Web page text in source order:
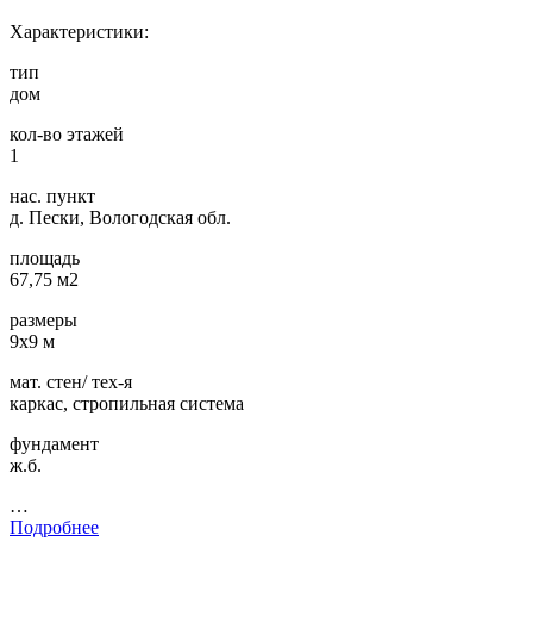
Характеристики:
тип
дом
кол-во этажей
1
нас. пункт
д. Пески, Вологодская обл.
площадь
67,75 м2
размеры
9х9 м
мат. стен/ тех-я
каркас, стропильная система
фундамент
ж.б.
…
Подробнее